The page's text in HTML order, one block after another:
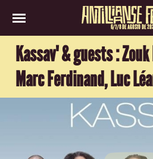
6/7/8 DE AGOSTO DE
Kassav' & guests :
Marc Ferdinand, Luc